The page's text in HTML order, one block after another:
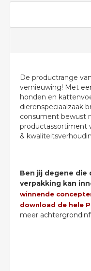
De productrange
vernieuwing! Met
honden en
dierenspeciaalzaak
consument bewust
productassortiment
&
Ben jij degene die
verpakking kan
winnende
download de hele
meer